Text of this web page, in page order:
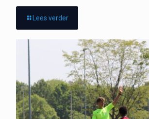
Lees verder